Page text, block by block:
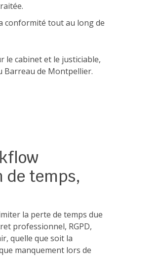
conformité tout au long de
le cabinet et le justiciable,
Barreau de Montpellier.
de temps,
la perte de temps due
professionnel, RGPD,
quelle que soit la
manquement lors de